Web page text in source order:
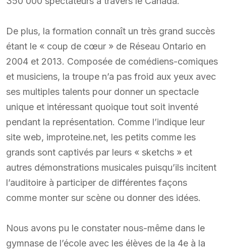
De plus, la formation connaît un très grand succès
étant le « coup de cœur » de Réseau Ontario en
2004 et 2013. Composée de comédiens-comiques
et musiciens, la troupe n’a pas froid aux yeux avec
ses multiples talents pour donner un spectacle
unique et intéressant quoique tout soit inventé
pendant la représentation. Comme l’indique leur
site web, improteine.net, les petits comme les
grands sont captivés par leurs « sketchs » et
autres démonstrations musicales puisqu’ils incitent
l’auditoire à participer de différentes façons
comme monter sur scène ou donner des idées.
Nous avons pu le constater nous-même dans le
gymnase de l’école avec les élèves de la 4e à la